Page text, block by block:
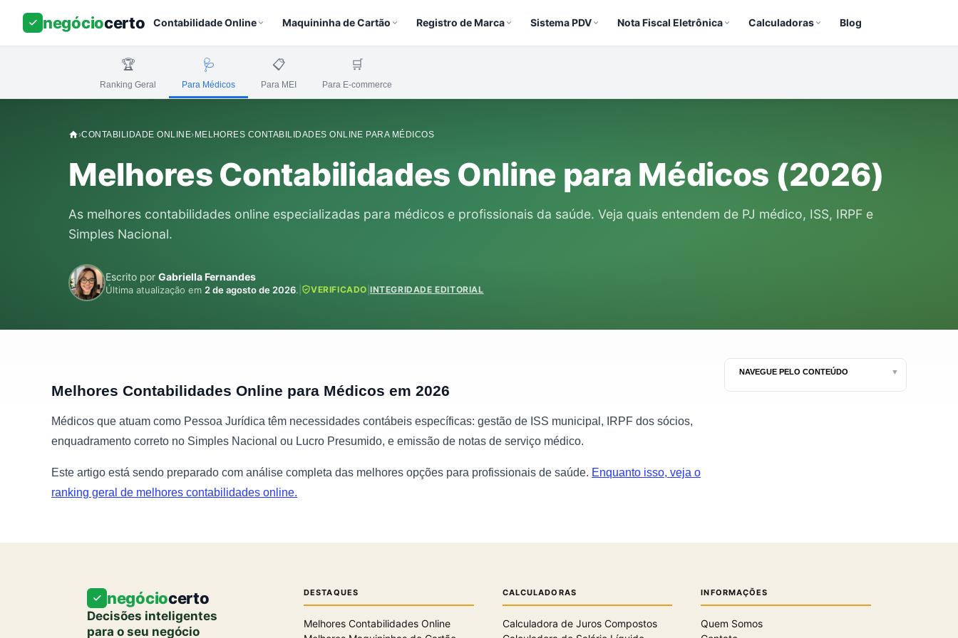
negóciocerto Contabilidade Online Maquininha de Cartão Registro de Marca Sistema PDV Nota Fiscal Eletrônica Calculadoras Blog
🏆
Ranking Geral
🩺
Para Médicos
📋
Para MEI
🛒
Para E-commerce
›CONTABILIDADE ONLINE› MELHORES CONTABILIDADES ONLINE PARA MÉDICOS
Melhores Contabilidades Online para Médicos (2026)
As melhores contabilidades online especializadas para médicos e profissionais da saúde. Veja quais entendem de PJ médico, ISS, IRPF e
Simples Nacional.
Escrito por Gabriella Fernandes
Última atualização em 2 de agosto de 2026. VERIFICADO INTEGRIDADE EDITORIAL
Melhores Contabilidades Online para Médicos em 2026
Médicos que atuam como Pessoa Jurídica têm necessidades contábeis específicas: gestão de ISS municipal, IRPF dos sócios,
enquadramento correto no Simples Nacional ou Lucro Presumido, e emissão de notas de serviço médico.
Este artigo está sendo preparado com análise completa das melhores opções para profissionais de saúde. Enquanto isso, veja o
ranking geral de melhores contabilidades online.
NAVEGUE PELO CONTEÚDO ▼
negóciocerto
Decisões inteligentes
para o seu negócio
DESTAQUES
Melhores Contabilidades Online
CALCULADORAS
Calculadora de Juros Compostos
INFORMAÇÕES
Quem Somos